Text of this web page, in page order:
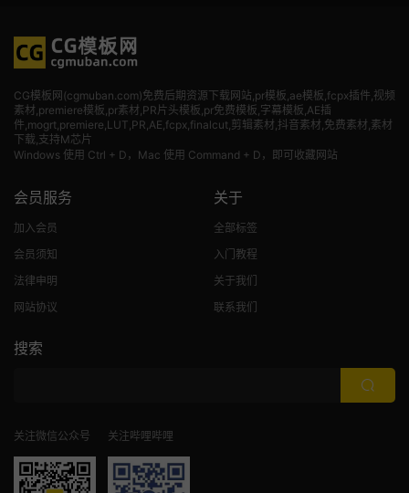
CG模板网(cgmuban.com)免费后期资源下载网站,pr模板,ae模板,fcpx插件,视频
素材 ,premiere模板,pr素材,PR片头模板,pr免费模板,字幕模板,AE插
件,mogrt,premiere,LUT,PR,AE,fcpx,finalcut,剪辑素材,抖音素材,免费素材,素材
下载,支持M芯片
Windows 使用 Ctrl + D，Mac 使用 Command + D，即可收藏网站
会员服务
加入会员
会员须知
法律申明
网站协议
关于
全部标签
入门教程
关于我们
联系我们
搜索
关注微信公众号 关注哔哩哔哩